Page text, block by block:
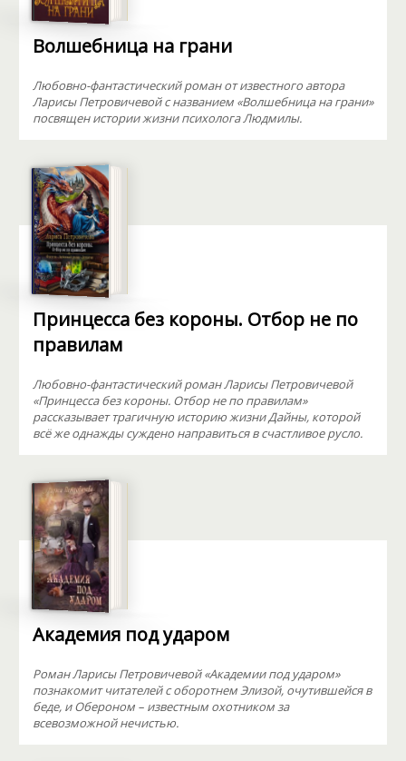
Волшебница на грани
Любовно-фантастический роман от известного автора
Ларисы Петровичевой с названием «Волшебница на грани»
посвящен истории жизни психолога Людмилы.
Принцесса без короны. Отбор не по
правилам
Любовно-фантастический роман Ларисы Петровичевой
«Принцесса без короны. Отбор не по правилам»
рассказывает трагичную историю жизни Дайны, которой
всё же однажды суждено направиться в счастливое русло.
Академия под ударом
Роман Ларисы Петровичевой «Академии под ударом»
познакомит читателей с оборотнем Элизой, очутившейся в
беде, и Обероном – известным охотником за
всевозможной нечистью.